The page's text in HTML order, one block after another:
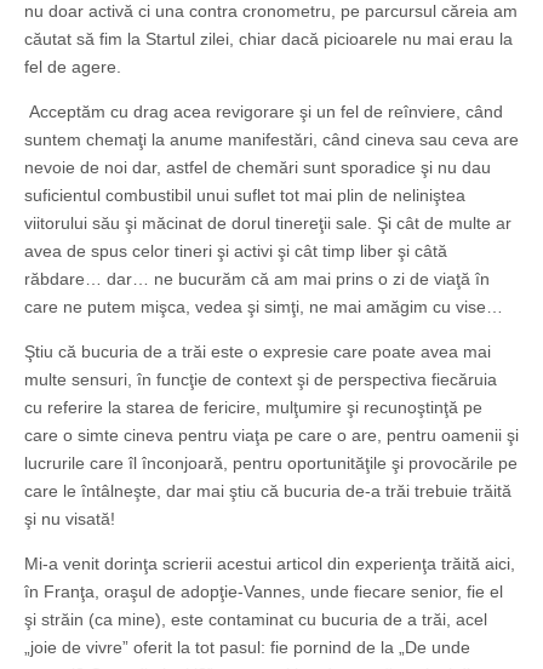
nu doar activă ci una contra cronometru, pe parcursul căreia am
căutat să fim la Startul zilei, chiar dacă picioarele nu mai erau la
fel de agere.
Acceptăm cu drag acea revigorare şi un fel de reînviere, când
suntem chemaţi la anume manifestări, când cineva sau ceva are
nevoie de noi dar, astfel de chemări sunt sporadice şi nu dau
suficientul combustibil unui suflet tot mai plin de neliniştea
viitorului său şi măcinat de dorul tinereţii sale. Şi cât de multe ar
avea de spus celor tineri şi activi şi cât timp liber şi câtă
răbdare… dar… ne bucurăm că am mai prins o zi de viaţă în
care ne putem mişca, vedea şi simţi, ne mai amăgim cu vise…
Ştiu că bucuria de a trăi este o expresie care poate avea mai
multe sensuri, în funcţie de context şi de perspectiva fiecăruia
cu referire la starea de fericire, mulţumire şi recunoştinţă pe
care o simte cineva pentru viaţa pe care o are, pentru oamenii şi
lucrurile care îl înconjoară, pentru oportunităţile şi provocările pe
care le întâlneşte, dar mai ştiu că bucuria de-a trăi trebuie trăită
şi nu visată!
Mi-a venit dorinţa scrierii acestui articol din experienţa trăită aici,
în Franţa, oraşul de adopţie-Vannes, unde fiecare senior, fie el
şi străin (ca mine), este contaminat cu bucuria de a trăi, acel
„joie de vivre” oferit la tot pasul: fie pornind de la „De unde